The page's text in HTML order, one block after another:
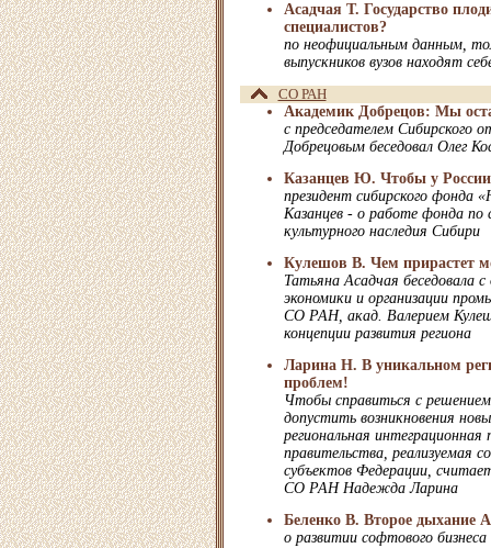
Асадчая Т. Государство
специалистов?
по неофициальным данным,
выпускников вузов находят
СО РАН
Академик Добрецов: Мы
с председателем Сибирского
Добрецовым беседовал Олег
Казанцев Ю. Чтобы у
президент сибирского фонда
Казанцев - о работе фонда по
культурного наследия Сибири
Кулешов В. Чем прирастет
Татьяна Асадчая беседовала
экономики и организации
СО РАН, акад. Валерием
концепции развития региона
Ларина Н. В уникальном
проблем!
Чтобы справиться с
допустить возникновения
региональная интеграционная
правительства, реализуемая
субъектов Федерации,
СО РАН Надежда Ларина
Беленко В. Второе дыхание
о развитии софтового